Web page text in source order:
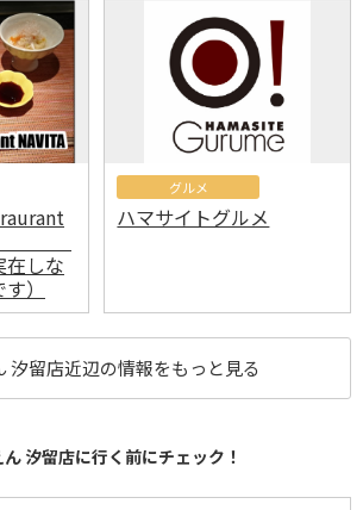
な
）
グルメ
ハマサイトグルメ
汐留店近辺の情報をもっと見る
汐留店に行く前にチェック！